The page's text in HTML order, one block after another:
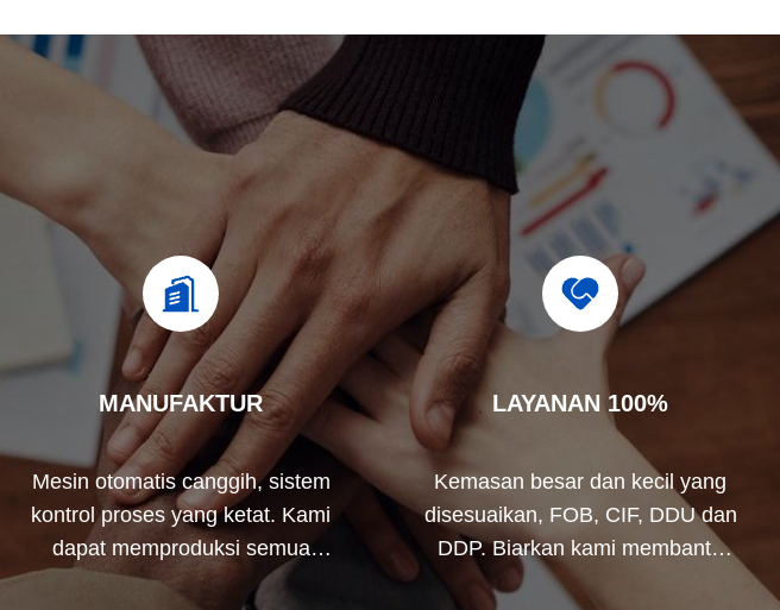
MANUFAKTUR
Mesin otomatis canggih, sistem
kontrol proses yang ketat. Kami
dapat memproduksi semua
terminal listrik di luar permintaan
LAYANAN 100%
Kemasan besar dan kecil yang
disesuaikan, FOB, CIF, DDU dan
DDP. Biarkan kami membantu
Anda menemukan solusi terbaik